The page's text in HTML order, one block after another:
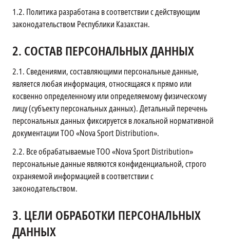
1.2. Политика разработана в соответствии с действующим
законодательством Республики Казахстан.
2. СОСТАВ ПЕРСОНАЛЬНЫХ ДАННЫХ
2.1.Сведениями, составляющими персональные данные,
является любая информация, относящаяся к прямо или
косвенно определенному или определяемому физическому
лицу (субъекту персональных данных). Детальный перечень
персональных данных фиксируется в локальной нормативной
документации ТОО «Nova Sport Distribution».
2.2. Все обрабатываемые ТОО «Nova Sport Distribution»
персональные данные являются конфиденциальной, строго
охраняемой информацией в соответствии с
законодательством.
3. ЦЕЛИ ОБРАБОТКИ ПЕРСОНАЛЬНЫХ
ДАННЫХ